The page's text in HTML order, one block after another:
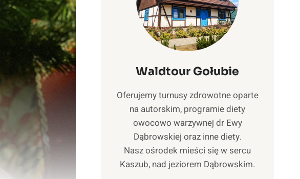
Waldtour Gołubie
Oferujemy turnusy zdrowotne oparte
na autorskim, programie diety
owocowo warzywnej dr Ewy
Dąbrowskiej oraz inne diety.
Nasz ośrodek mieści się w sercu
Kaszub, nad jeziorem Dąbrowskim.